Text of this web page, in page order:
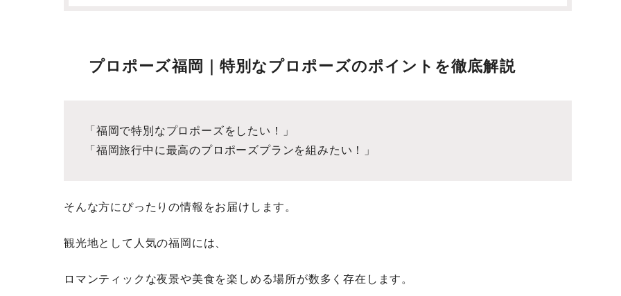
プロポーズ福岡｜特別なプロポーズのポイントを徹底解説
「福岡で特別なプロポーズをしたい！」
「福岡旅行中に最高のプロポーズプランを組みたい！」
そんな方にぴったりの情報をお届けします。
観光地として人気の福岡には、
ロマンティックな夜景や美食を楽しめる場所が数多く存在します。